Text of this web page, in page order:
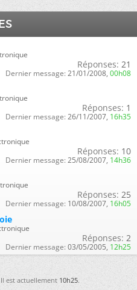
Réponses: 21
Dernier message: 21/01/2008, 00h08
Réponses: 1
Dernier message: 26/11/2007, 16h35
Réponses: 10
Dernier message: 25/08/2007, 14h36
Réponses: 25
Dernier message: 10/08/2007, 16h05
Réponses: 2
Dernier message: 03/05/2005, 12h25
Il est actuellement10h25.